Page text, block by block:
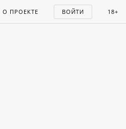
О ПРОЕКТЕ ВОЙТИ 18+